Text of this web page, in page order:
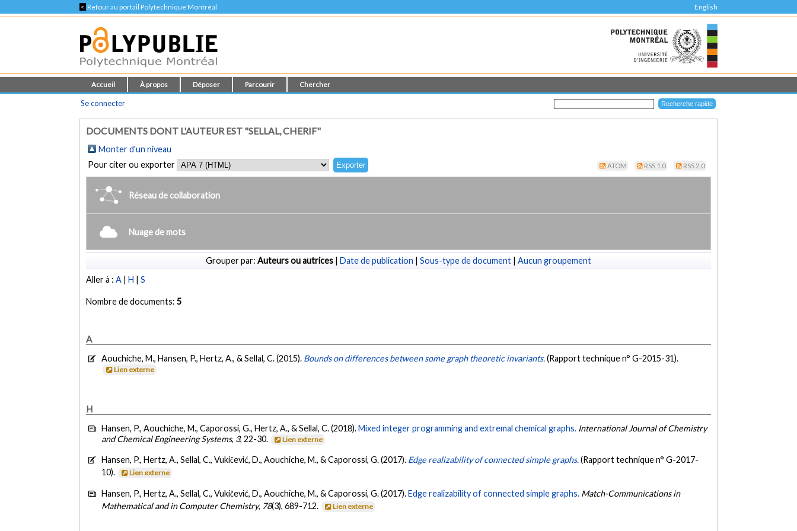
< Retour au portail Polytechnique Montréal English
Accueil À propos Déposer Parcourir Chercher
Se connecter
DOCUMENTS DONT L'AUTEUR EST "SELLAL, CHERIF"
Monter d'un niveau
Pour citer ou exporter
ATOM RSS 1.0 RSS 2.0
Réseau de collaboration
Nuage de mots
Grouper par: Auteurs ou autrices | Date de publication | Sous-type de document | Aucun groupement
Aller à :A |H |S
Nombre de documents:5
A
Aouchiche, M., Hansen, P., Hertz, A., & Sellal, C. (2015). Bounds on differences between some graph theoretic invariants.(Rapport technique n° G-2015-31).
Lien externe
H
Hansen, P., Aouchiche, M., Caporossi, G., Hertz, A., & Sellal, C. (2018).Mixed integer programming and extremal chemical graphs. International Journal of Chemistry
and Chemical Engineering Systems, 3, 22-30. Lien externe
Hansen, P., Hertz, A., Sellal, C., Vukičević, D., Aouchiche, M., & Caporossi, G. (2017). Edge realizability of connected simple graphs.(Rapport technique n° G-2017-
10).
Lien externe
Hansen, P., Hertz, A., Sellal, C., Vukičević, D., Aouchiche, M., & Caporossi, G. (2017).Edge realizability of connected simple graphs. Match-Communications in
Mathematical and in Computer Chemistry, 78(3), 689-712. Lien externe